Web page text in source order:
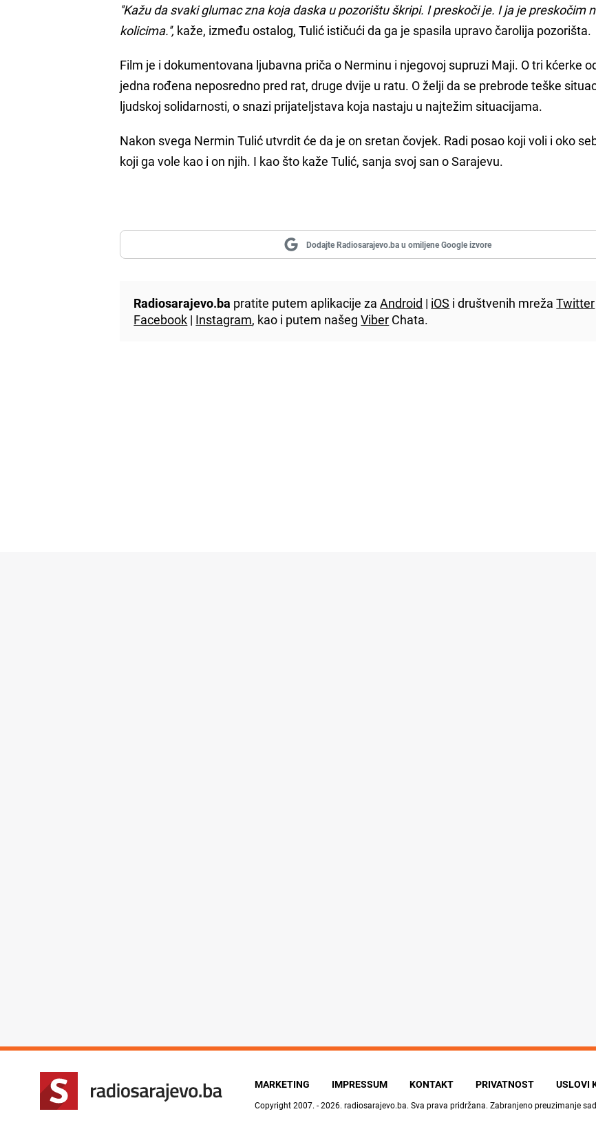
''Kažu da svaki glumac zna koja daska u pozorištu škripi. I preskoči je. I ja je preskočim
kolicima.'', kaže, između ostalog, Tulić ističući da ga je spasila upravo čarolija pozorišta.
Film je i dokumentovana ljubavna priča o Nerminu i njegovoj supruzi Maji. O tri kćerke
jedna rođena neposredno pred rat, druge dvije u ratu. O želji da se prebrode teške
ljudskoj solidarnosti, o snazi prijateljstava koja nastaju u najtežim situacijama.
Nakon svega Nermin Tulić utvrdit će da je on sretan čovjek. Radi posao koji voli i oko
koji ga vole kao i on njih. I kao što kaže Tulić, sanja svoj san o Sarajevu.
Dodajte Radiosarajevo.ba u omiljene Google izvore
Radiosarajevo.ba pratite putem aplikacije zaAndroid | iOS i društvenih mrežaTwitter
Facebook | Instagram, kao i putem našegViber Chata.
MARKETING IMPRESSUM KONTAKT PRIVATNOST USLOVI
Copyright 2007. - 2026. radiosarajevo.ba. Sva prava pridržana. Zabranjeno preuzimanje